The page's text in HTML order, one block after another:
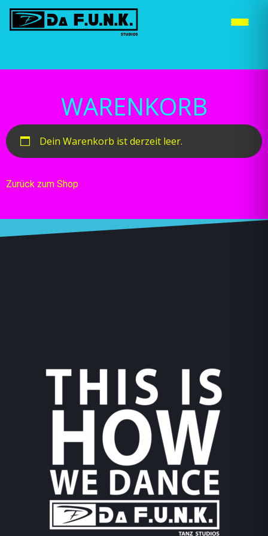
WEITERE STANDORTE »
WARENKORB
Dein Warenkorb ist derzeit leer.
Zurück zum Shop